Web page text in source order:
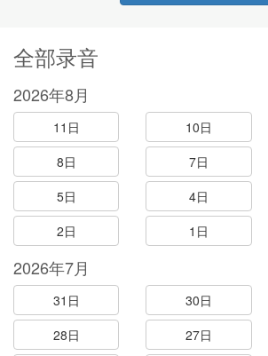
全部录音
2026年8月
11日 10日
8日
7日
5日
4日
2日
1日
2026年7月
31日 30日
28日
27日